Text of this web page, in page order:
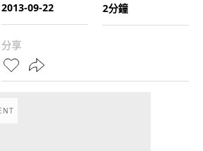
2013-09-22
2分鐘
分享